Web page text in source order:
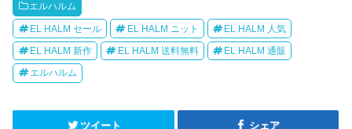
エルハルム
EL HALM セール EL HALM ニット EL HALM 人気
EL HALM 新作 EL HALM 送料無料 EL HALM 通販
エルハルム
ツイート シェア